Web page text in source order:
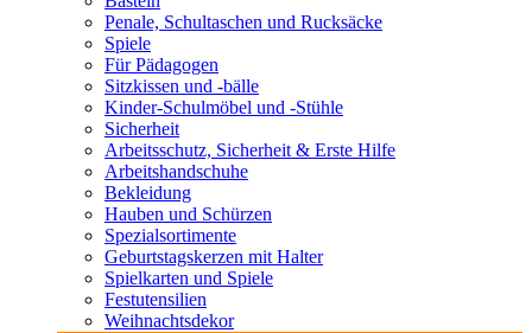
Penale, Schultaschen und Rucksäcke
Spiele
Für Pädagogen
Sitzkissen und -bälle
Kinder-Schulmöbel und -Stühle
Sicherheit
Arbeitsschutz, Sicherheit & Erste Hilfe
Arbeitshandschuhe
Bekleidung
Hauben und Schürzen
Spezialsortimente
Geburtstagskerzen mit Halter
Spielkarten und Spiele
Festutensilien
Weihnachtsdekor